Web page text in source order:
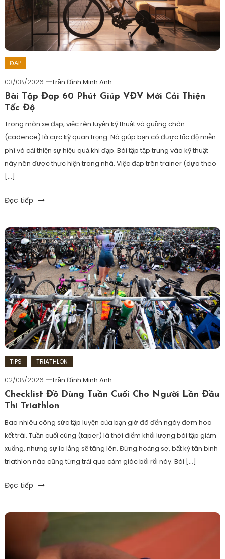
race ,
endusport,
khó
trước
race
sao
ngủ
ngon
trước
race
giúp
ngủ
ngon
giúp
ngon,
ngủ
ngon
trước
race,
Trần
Đình
Minh
Anh
ĐẠP
03/08/2026
Trần Đình Minh Anh
Bài Tập Đạp 60 Phút Giúp VĐV Mới Cải Thiện
Tốc Độ
Trong môn xe đạp, việc rèn luyện kỹ thuật và guồng chân
(cadence) là cực kỳ quan trọng. Nó giúp bạn có được tốc độ miễn
phí và cải thiện sự hiệu quả khi đạp. Bài tập tập trung vào kỹ thuật
này nên được thực hiện trong nhà. Việc đạp trên trainer (dựa theo
[…]
Tagged
ironman
dưới
3
tiếng,
đạp
xe
trong
nhà,
làm
sao
để
đạp
hơn,
tập
đạp
như
nào
cải
thiện
độ
Đọc tiếp
TIPS TRIATHLON
02/08/2026
Trần Đình Minh Anh
Checklist Đồ Dùng Tuần Cuối Cho Người Lần Đầu
Thi Triathlon
Bao nhiêu công sức tập luyện của bạn giờ đã đến ngày đơm hoa
kết trái. Tuần cuối cùng (taper) là thời điểm khối lượng bài tập giảm
xuống, nhưng sự lo lắng sẽ tăng lên. Đừng hoảng sợ, bất kỳ tân binh
triathlon nào cũng từng trải qua cảm giác bối rối này. Bài […]
Tagged
bơi
Đọc tiếp